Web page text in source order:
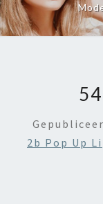
2b Pop Up